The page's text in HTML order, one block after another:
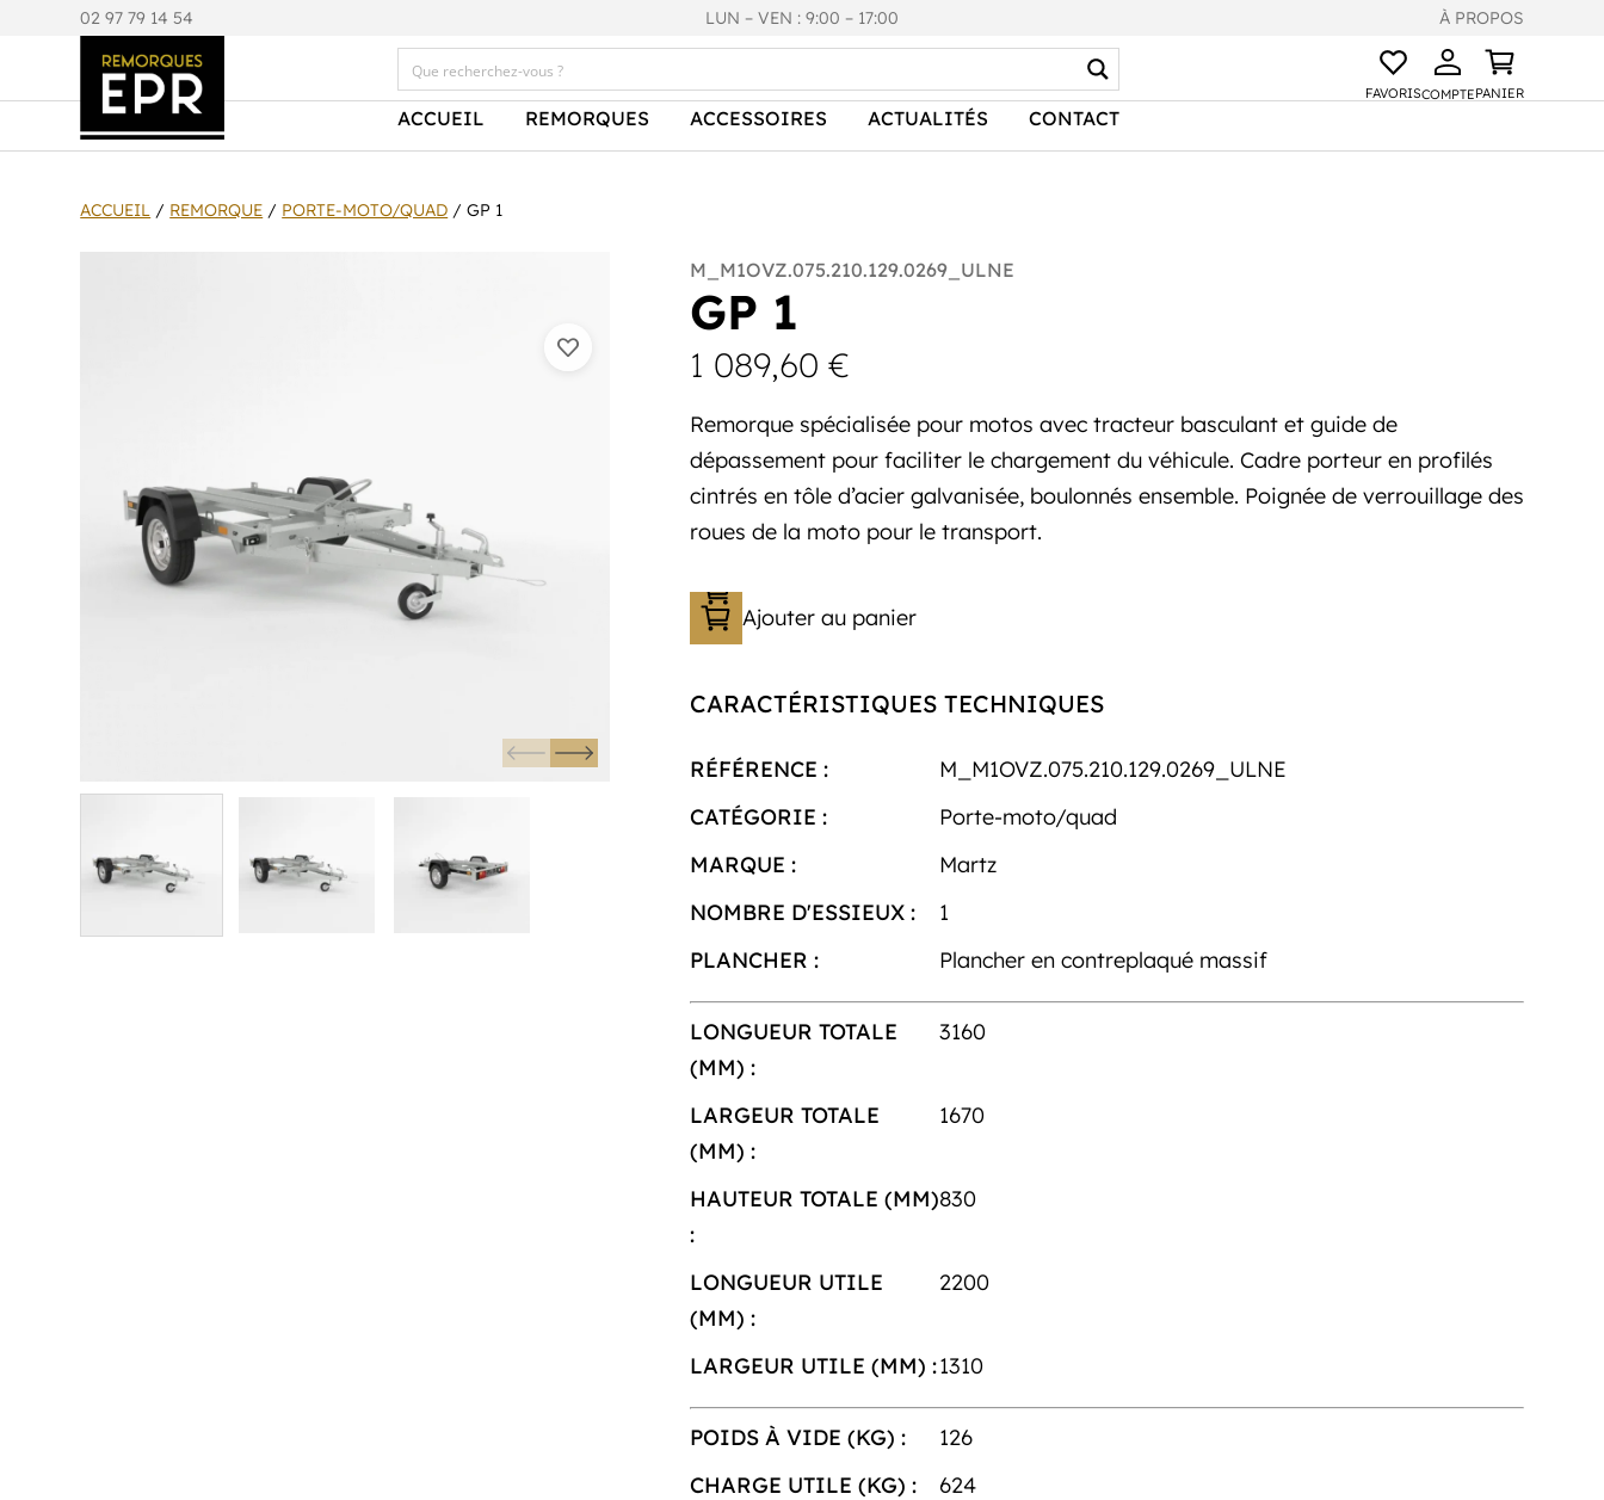
02 97 79 14 54 LUN – VEN : 9:00 – 17:00 À PROPOS
ACCUEIL REMORQUES ACCESSOIRES ACTUALITÉS CONTACT
FAVORISCOMPTEPANIER
ACCUEIL / REMORQUE / PORTE-MOTO/QUAD / GP 1
M_M1OVZ.075.210.129.0269_ULNE
GP 1
1 089,60 €
Remorque spécialisée pour motos avec tracteur basculant et guide de
dépassement pour faciliter le chargement du véhicule. Cadre porteur en profilés
cintrés en tôle d’acier galvanisée, boulonnés ensemble. Poignée de verrouillage des
roues de la moto pour le transport.
Ajouter au panier
CARACTÉRISTIQUES TECHNIQUES
RÉFÉRENCE :
M_M1OVZ.075.210.129.0269_ULNE
CATÉGORIE :
Porte-moto/quad
MARQUE :
Martz
NOMBRE D'ESSIEUX :
1
PLANCHER :
Plancher en contreplaqué massif
LONGUEUR TOTALE
(MM) :
3160
LARGEUR TOTALE
(MM) :
1670
HAUTEUR TOTALE (MM)
:
830
LONGUEUR UTILE
(MM) :
2200
LARGEUR UTILE (MM) :1310
POIDS À VIDE (KG) :
126
CHARGE UTILE (KG) :
624